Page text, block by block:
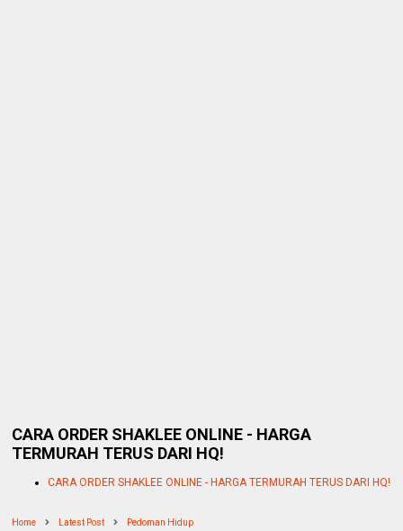
CARA ORDER SHAKLEE ONLINE - HARGA
TERMURAH TERUS DARI HQ!
CARA ORDER SHAKLEE ONLINE - HARGA TERMURAH TERUS DARI HQ!
Home Latest Post Pedoman Hidup